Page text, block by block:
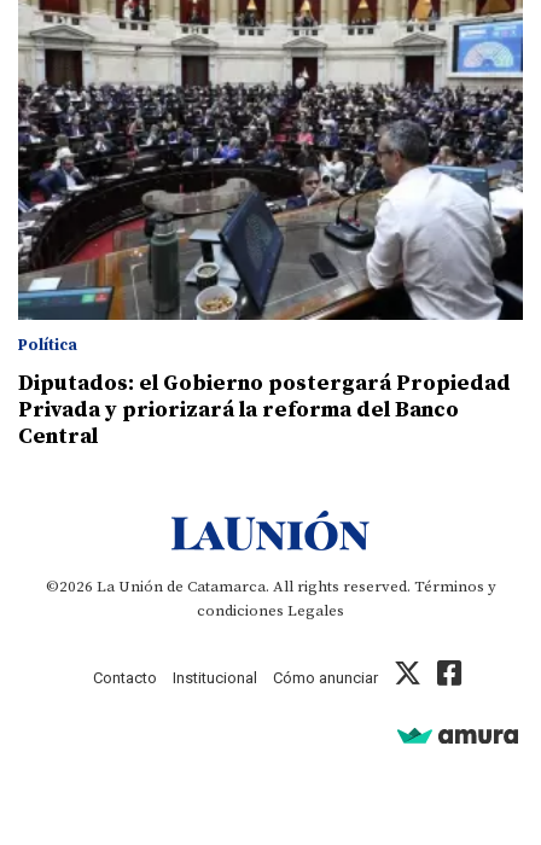
Política
Diputados: el Gobierno postergará Propiedad
Privada y priorizará la reforma del Banco
Central
©2026 La Unión de Catamarca. All rights reserved. Términos y
condiciones Legales
Contacto Institucional Cómo anunciar